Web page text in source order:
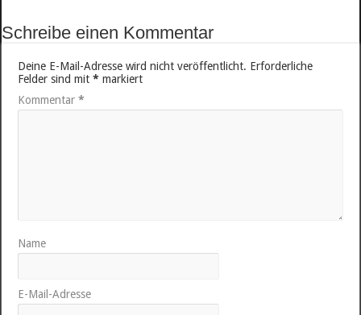
Schreibe einen Kommentar
Deine E-Mail-Adresse wird nicht veröffentlicht. Erforderliche
Felder sind mit* markiert
Kommentar*
Name
E-Mail-Adresse